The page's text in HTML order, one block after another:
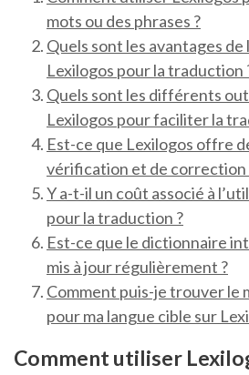
mots ou des phrases ?
Quels sont les avantages de
Lexilogos pour la traduction
Quels sont les différents
Lexilogos pour faciliter la
Est-ce que Lexilogos offre
vérification et de correction
Y a-t-il un coût associé à
pour la traduction ?
Est-ce que le dictionnaire
mis à jour régulièrement ?
Comment puis-je trouver le
pour ma langue cible sur
Comment utiliser